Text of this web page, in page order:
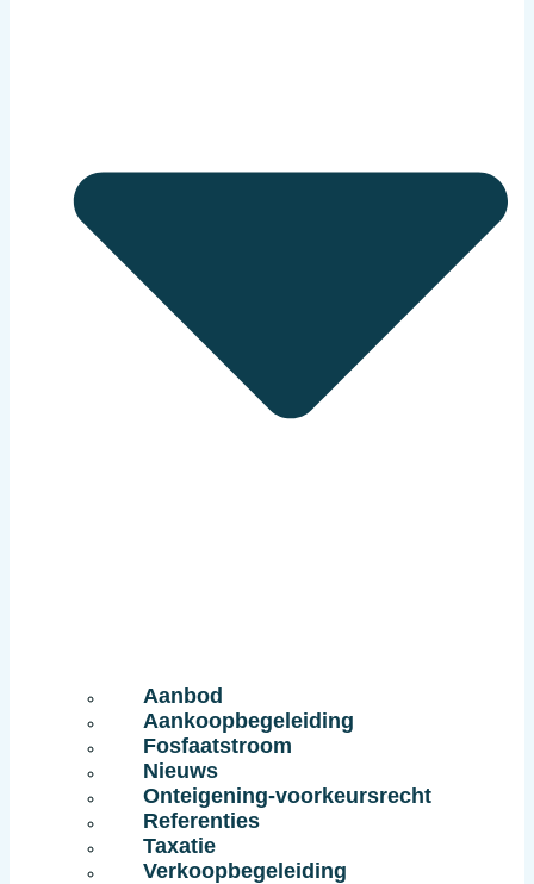
Aanbod
Aankoopbegeleiding
Fosfaatstroom
Nieuws
Onteigening-voorkeursrecht
Referenties
Taxatie
Verkoopbegeleiding